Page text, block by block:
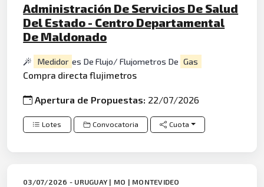
Administración De Servicios De Salud
Del Estado - Centro Departamental
De Maldonado
Medidor es De Flujo/ Flujometros De Gas
Compra directa flujimetros
Apertura de Propuestas: 22/07/2026
Lotes Convocatoria Cuota
03/07/2026 - URUGUAY | MO | MONTEVIDEO